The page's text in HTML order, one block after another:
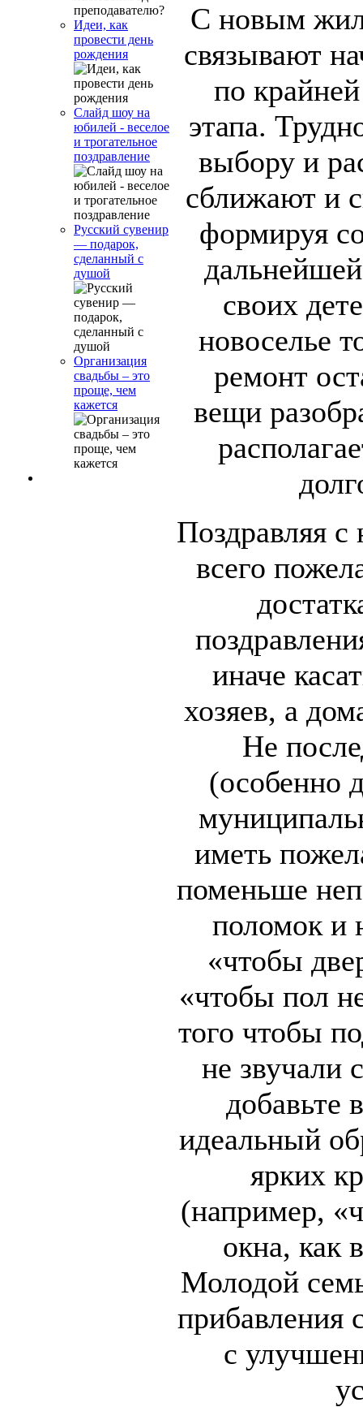
Идеи, как
провести день
рождения
Слайд шоу на
юбилей - веселое
и трогательное
поздравление
Русский сувенир
— подарок,
сделанный с
душой
Организация
свадьбы – это
проще, чем
кажется
С новым
связывают
по
этапа.
выбору и
сближают и
формируя
своих
новоселье
ремонт
вещи
Поздравляя
всего
иначе
хозяев, а
Не
(особенно
иметь
поменьше
поломок и
«чтобы
«чтобы пол
того чтобы
не звучали
добавьте
идеальный
ярких
(например,
окна, как
Молодой
прибавления
с